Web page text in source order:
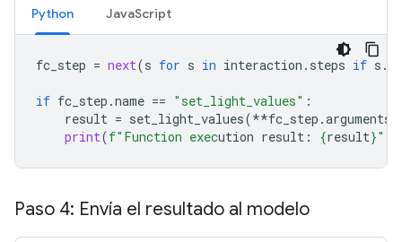
Python JavaScript
fc_step = next(s for s in interaction . steps if s .
if fc_step .name == "set_light_values" :
result = set_light_values(**fc_step .arguments
print(f"Function execution result: {result}"
Paso 4: Envía el resultado al modelo